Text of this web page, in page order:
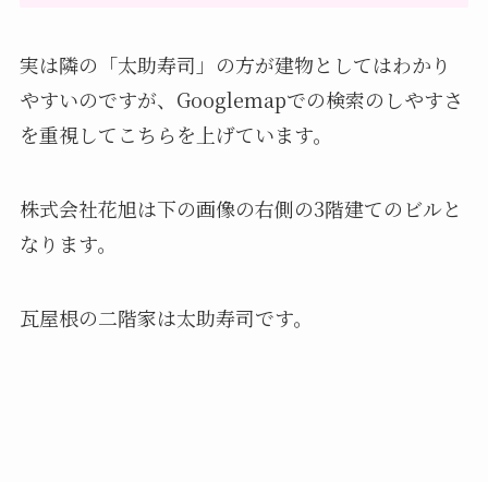
実は隣の「太助寿司」の方が建物としてはわかり
やすいのですが、Googlemapでの検索のしやすさ
を重視してこちらを上げています。
株式会社花旭は下の画像の右側の3階建てのビルと
なります。
瓦屋根の二階家は太助寿司です。